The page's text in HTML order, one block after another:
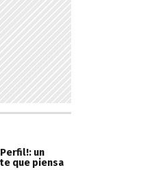
un
que piensa